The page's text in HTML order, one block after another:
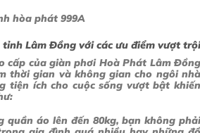
Lâm Đồng với các ưu điểm vượt trội
cấp của giàn phơi Hoà Phát Lâm Đồng
thời gian và không gian cho ngôi nhà
tiện ích cho cuộc sống vượt bật khiến
quần áo lên đến 80kg, bạn không phải